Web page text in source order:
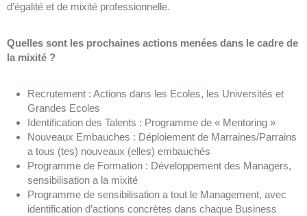
d’égalité et de mixité professionnelle.
Quelles sont les prochaines actions menées dans le cadre de
la mixité ?
Recrutement : Actions dans les Ecoles, les Universités et
Grandes Ecoles
Identification des Talents : Programme de « Mentoring »
Nouveaux Embauches : Déploiement de Marraines/Parrains
a tous (tes) nouveaux (elles) embauchés
Programme de Formation : Développement des Managers,
sensibilisation a la mixité
Programme de sensibilisation a tout le Management, avec
identification d’actions concrètes dans chaque Business